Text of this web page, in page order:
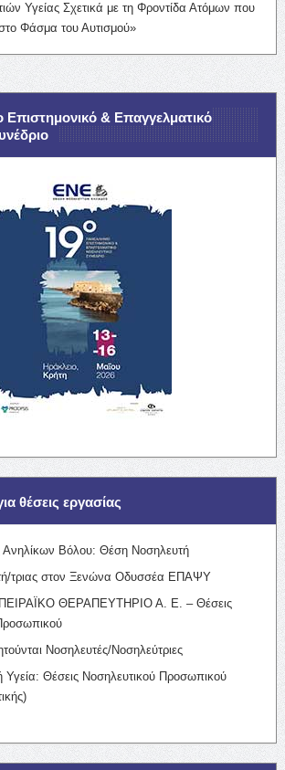
Υγείας Σχετικά με τη Φροντίδα Ατόμων που
Φάσμα του Αυτισμού»
Επιστημονικό & Επαγγελματικό
θέσεις εργασίας
Βόλου: Θέση Νοσηλευτή
τριας στον Ξενώνα Οδυσσέα ΕΠΑΨΥ
ΠΕΙΡΑΪΚΟ ΘΕΡΑΠΕΥΤΗΡΙΟ Α. Ε. – Θέσεις
Νοσηλευτές/Νοσηλεύτριες
Θέσεις Νοσηλευτικού Προσωπικού